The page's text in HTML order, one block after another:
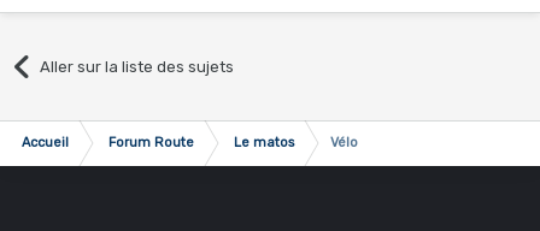
Aller sur la liste des sujets
Accueil Forum Route Le matos Vélo